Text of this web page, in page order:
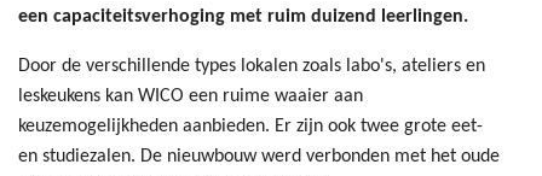
een capaciteitsverhoging met ruim duizend leerlingen.
Door de verschillende types lokalen zoals labo's, ateliers en
leskeukens kan WICO een ruime waaier aan
keuzemogelijkheden aanbieden. Er zijn ook twee grote eet-
en studiezalen. De nieuwbouw werd verbonden met het oude